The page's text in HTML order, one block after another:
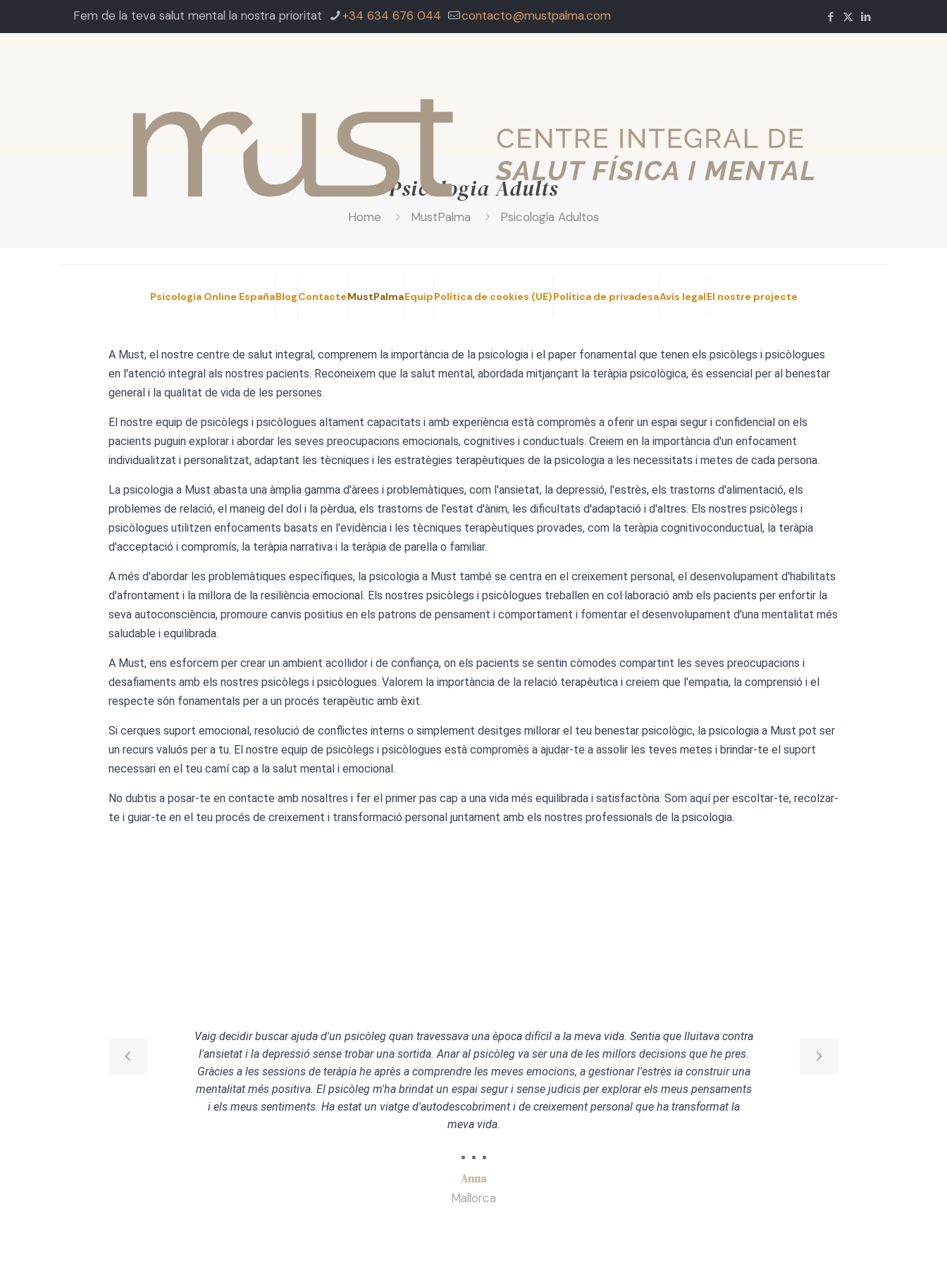
Fem de la teva salut mental la nostra prioritat +34 634 676 044 contacto@mustpalma.com
Psicología Online EspañaBlogContacteMustPalmaEquipPolítica de cookies (UE)Política de privadesaAvís legalEl nostre projecte
Psicologia Adults
Home MustPalma Psicología Adultos
A Must, el nostre centre de salut integral, comprenem la importància de la psicologia i el paper fonamental que tenen els psicòlegs i psicòlogues
en l'atenció integral als nostres pacients. Reconeixem que la salut mental, abordada mitjançant la teràpia psicològica, és essencial per al benestar
general i la qualitat de vida de les persones.
El nostre equip de psicòlegs i psicòlogues altament capacitats i amb experiència està compromès a oferir un espai segur i confidencial on els
pacients puguin explorar i abordar les seves preocupacions emocionals, cognitives i conductuals. Creiem en la importància d'un enfocament
individualitzat i personalitzat, adaptant les tècniques i les estratègies terapèutiques de la psicologia a les necessitats i metes de cada persona.
La psicologia a Must abasta una àmplia gamma d'àrees i problemàtiques, com l'ansietat, la depressió, l'estrès, els trastorns d'alimentació, els
problemes de relació, el maneig del dol i la pèrdua, els trastorns de l'estat d'ànim, les dificultats d'adaptació i d'altres. Els nostres psicòlegs i
psicòlogues utilitzen enfocaments basats en l'evidència i les tècniques terapèutiques provades, com la teràpia cognitivoconductual, la teràpia
d'acceptació i compromís, la teràpia narrativa i la teràpia de parella o familiar.
A més d'abordar les problemàtiques específiques, la psicologia a Must també se centra en el creixement personal, el desenvolupament d'habilitats
d'afrontament i la millora de la resiliència emocional. Els nostres psicòlegs i psicòlogues treballen en col·laboració amb els pacients per enfortir la
seva autoconsciència, promoure canvis positius en els patrons de pensament i comportament i fomentar el desenvolupament d'una mentalitat més
saludable i equilibrada.
A Must, ens esforcem per crear un ambient acollidor i de confiança, on els pacients se sentin còmodes compartint les seves preocupacions i
desafiaments amb els nostres psicòlegs i psicòlogues. Valorem la importància de la relació terapèutica i creiem que l'empatia, la comprensió i el
respecte són fonamentals per a un procés terapèutic amb èxit.
Si cerques suport emocional, resolució de conflictes interns o simplement desitges millorar el teu benestar psicològic, la psicologia a Must pot ser
un recurs valuós per a tu. El nostre equip de psicòlegs i psicòlogues està compromès a ajudar-te a assolir les teves metes i brindar-te el suport
necessari en el teu camí cap a la salut mental i emocional.
No dubtis a posar-te en contacte amb nosaltres i fer el primer pas cap a una vida més equilibrada i satisfactòria. Som aquí per escoltar-te, recolzar-
te i guiar-te en el teu procés de creixement i transformació personal juntament amb els nostres professionals de la psicologia.
Vaig decidir buscar ajuda d'un psicòleg quan travessava una època difícil a la meva vida. Sentia que lluitava contra
l'ansietat i la depressió sense trobar una sortida. Anar al psicòleg va ser una de les millors decisions que he pres.
Gràcies a les sessions de teràpia he après a comprendre les meves emocions, a gestionar l'estrès ia construir una
mentalitat més positiva. El psicòleg m'ha brindat un espai segur i sense judicis per explorar els meus pensaments
i els meus sentiments. Ha estat un viatge d'autodescobriment i de creixement personal que ha transformat la
meva vida.
Anna
Mallorca